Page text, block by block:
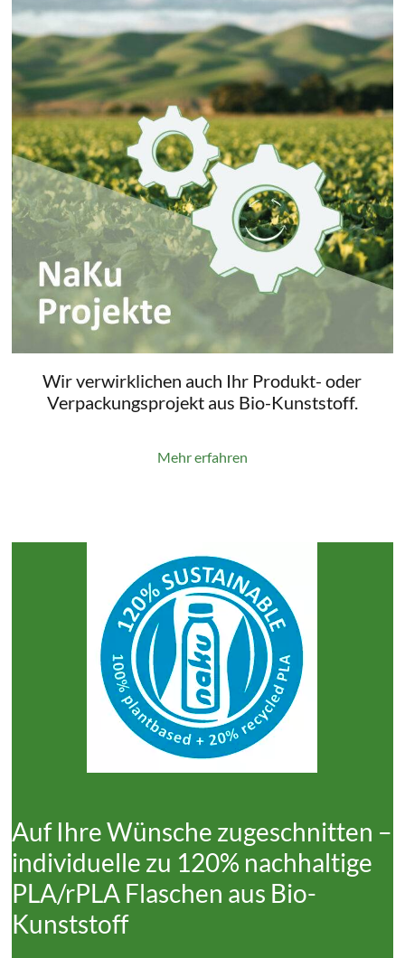
Wir verwirklichen auch Ihr Produkt- oder
Verpackungsprojekt aus Bio-Kunststoff.
Mehr erfahren
Auf Ihre Wünsche zugeschnitten –
individuelle zu 120% nachhaltige
PLA/rPLA Flaschen aus Bio-
Kunststoff